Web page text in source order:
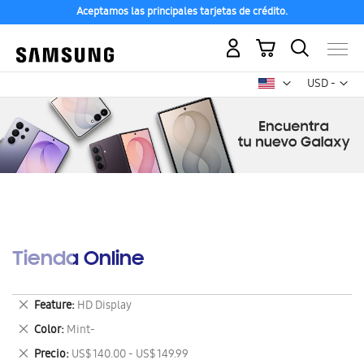
Aceptamos las principales tarjetas de crédito.
USD -
dólar
Mi carrito
Tienda Online
Feature HD Display
Eliminar
este
artículo
Color Mint-
Eliminar
este
Precio US$ 140.00 - US$ 149.99
Eliminar